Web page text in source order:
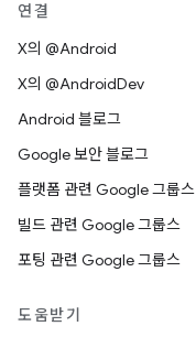
연결
X의 @Android
X의 @AndroidDev
Android 블로그
Google 보안 블로그
플랫폼 관련 Google 그룹스
빌드 관련 Google 그룹스
포팅 관련 Google 그룹스
도움받기